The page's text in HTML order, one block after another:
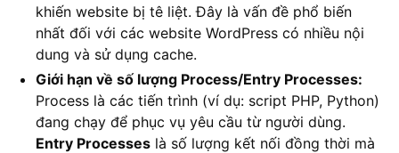
khiến website bị tê liệt. Đây là vấn đề phổ biến
nhất đối với các website WordPress có nhiều nội
dung và sử dụng cache.
Giới hạn về số lượng Process/Entry Processes:
Process là các tiến trình (ví dụ: script PHP, Python)
đang chạy để phục vụ yêu cầu từ người dùng.
Entry Processes là số lượng kết nối đồng thời mà